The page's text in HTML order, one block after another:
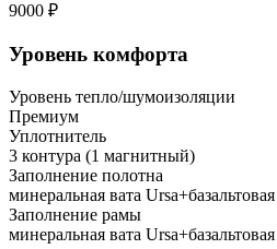
9000 ₽
Уровень комфорта
Уровень тепло/шумоизоляции
Премиум
Уплотнитель
3 контура (1 магнитный)
Заполнение полотна
минеральная вата
Заполнение рамы
минеральная вата